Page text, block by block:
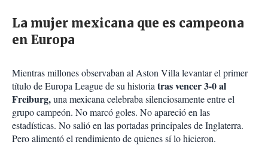
La mujer mexicana que es campeona
en Europa
Mientras millones observaban al Aston Villa levantar el primer
título de Europa League de su historiatras vencer 3-0 al
Freiburg,una mexicana celebraba silenciosamente entre el
grupo campeón. No marcó goles. No apareció en las
estadísticas. No salió en las portadas principales de Inglaterra.
Pero alimentó el rendimiento de quienes sí lo hicieron.